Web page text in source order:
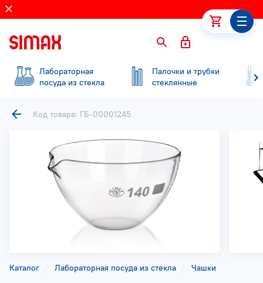
Лабораторная
посуда из стекла
Палочки и трубки
стеклянные
Каталог Лабораторная посуда из стекла Чашки
Код товара: ГБ-00001245